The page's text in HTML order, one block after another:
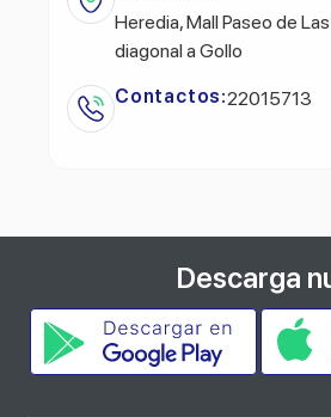
Heredia, Mall Paseo de
diagonal a Gollo
Contactos:22015713
Descarga